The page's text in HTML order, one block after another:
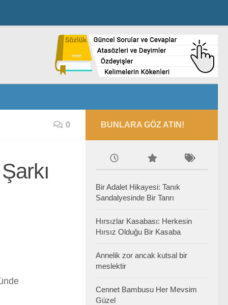
0 BUNLARA GÖZ ATIN!
Bir Adalet Hikayesi: Tanık
Sandalyesinde Bir Tanrı
Hırsızlar Kasabası: Herkesin
Hırsız Olduğu Bir Kasaba
Annelik zor ancak kutsal bir
meslektir
Cennet Bambusu Her Mevsim
Güzel